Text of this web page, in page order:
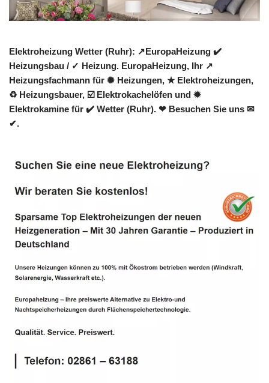
Elektroheizung Wetter (Ruhr): ↗️EuropaHeizung ✔️
Heizungsbau / ✓ Heizung. EuropaHeizung, Ihr ↗️
Heizungsfachmann für ✺ Heizungen, ★ Elektroheizungen,
♻ Heizungsbauer, ☑️ Elektrokachelöfen und ✹
Elektrokamine für ✔️ Wetter (Ruhr). ❤ Besuchen Sie uns ✉
✔.